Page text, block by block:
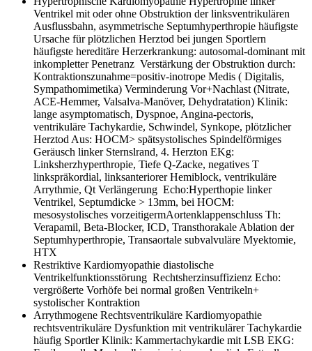
Ventrikel mit oder ohne Obstruktion der linksventrikulären
Ausflussbahn, asymmetrische Septumhyperthropie häufigste
Ursache für plötzlichen Herztod bei jungen Sportlern
häufigste hereditäre Herzerkrankung: autosomal-dominant mit
inkompletter Penetranz Verstärkung der Obstruktion durch:
Kontraktionszunahme=positiv-inotrope Medis ( Digitalis,
Sympathomimetika) Verminderung Vor+Nachlast (Nitrate,
ACE-Hemmer, Valsalva-Manöver, Dehydratation) Klinik:
lange asymptomatisch, Dyspnoe, Angina-pectoris,
ventrikuläre Tachykardie, Schwindel, Synkope, plötzlicher
Herztod Aus: HOCM> spätsystolisches Spindelförmiges
Geräusch linker Sternslrand, 4. Herzton EKg:
Linksherzhyperthropie, Tiefe Q-Zacke, negatives T
linkspräkordial, linksanteriorer Hemiblock, ventrikuläre
Arrythmie, Qt Verlängerung Echo:Hyperthopie linker
Ventrikel, Septumdicke > 13mm, bei HOCM:
mesosystolisches vorzeitigermAortenklappenschluss Th:
Verapamil, Beta-Blocker, ICD, Transthorakale Ablation der
Septumhyperthropie, Transaortale subvalvuläre Myektomie,
HTX
Restriktive Kardiomyopathie diastolische
Ventrikelfunktionsstörung Rechtsherzinsuffizienz Echo:
vergrößerte Vorhöfe bei normal großen Ventrikeln+
systolischer Kontraktion
Arrythmogene Rechtsventrikuläre Kardiomyopathie
rechtsventrikuläre Dysfunktion mit ventrikulärer Tachykardie
häufig Sportler Klinik: Kammertachykardie mit LSB EKG: